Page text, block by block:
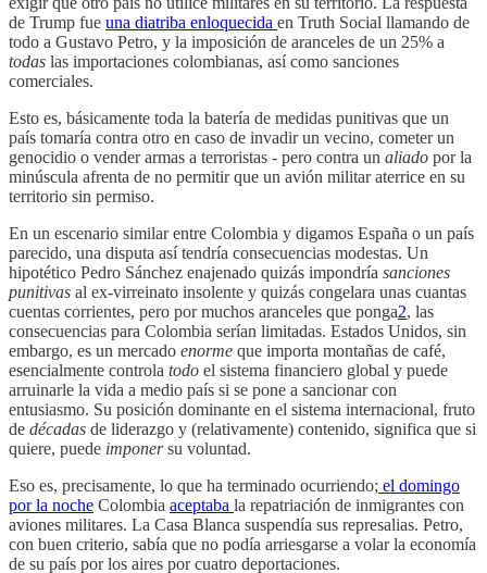
de Trump fue una diatriba enloquecida en Truth Social llamando de
todo a Gustavo Petro, y la imposición de aranceles de un 25% a
todas las importaciones colombianas, así como sanciones
comerciales.
Esto es, básicamente toda la batería de medidas punitivas que un
país tomaría contra otro en caso de invadir un vecino, cometer un
genocidio o vender armas a terroristas - pero contra un aliado por la
minúscula afrenta de no permitir que un avión militar aterrice en su
territorio sin permiso.
En un escenario similar entre Colombia y digamos España o un país
parecido, una disputa así tendría consecuencias modestas. Un
hipotético Pedro Sánchez enajenado quizás impondría sanciones
punitivas al ex-virreinato insolente y quizás congelara unas cuantas
cuentas corrientes, pero por muchos aranceles que ponga2, las
consecuencias para Colombia serían limitadas. Estados Unidos, sin
embargo, es un mercado enorme que importa montañas de café,
esencialmente controla todo el sistema financiero global y puede
arruinarle la vida a medio país si se pone a sancionar con
entusiasmo. Su posición dominante en el sistema internacional, fruto
de décadas de liderazgo y (relativamente) contenido, significa que si
quiere, puede imponersu voluntad.
Eso es, precisamente, lo que ha terminado ocurriendo; el domingo
por la noche Colombia aceptaba la repatriación de inmigrantes con
aviones militares. La Casa Blanca suspendía sus represalias. Petro,
con buen criterio, sabía que no podía arriesgarse a volar la economía
de su país por los aires por cuatro deportaciones.